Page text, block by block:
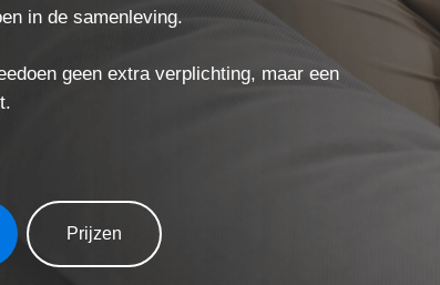
in de samenleving.
geen extra verplichting, maar een
Prijzen